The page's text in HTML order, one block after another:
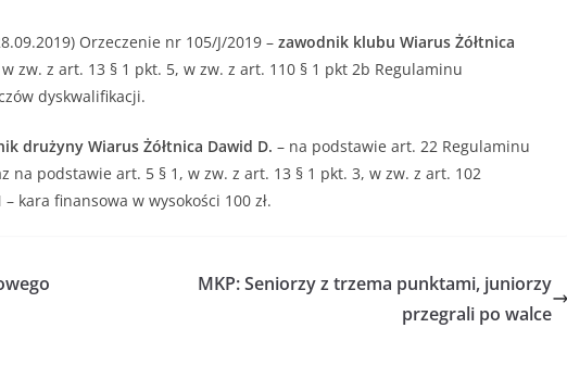
Orzeczenie nr 105/J/2019 – zawodnik klubu Wiarus Żółtnica
zw. z art. 13 § 1 pkt. 5, w zw. z art. 110 § 1 pkt 2b Regulaminu
dyskwalifikacji.
drużyny Wiarus Żółtnica Dawid D. – na podstawie art. 22 Regulaminu
na podstawie art. 5 § 1, w zw. z art. 13 § 1 pkt. 3, w zw. z art. 102
kara finansowa w wysokości 100 zł.
MKP: Seniorzy z trzema punktami, juniorzy
przegrali po walce